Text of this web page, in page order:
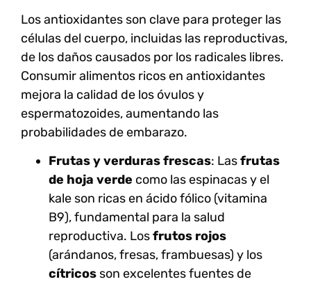
Losantioxidantes son clave para proteger las
células del cuerpo, incluidas las reproductivas,
de los daños causados por los radicales libres.
Consumir alimentos ricos en antioxidantes
mejora la calidad de los óvulos y
espermatozoides, aumentando las
probabilidades de embarazo.
Frutas y verduras frescas: Lasfrutas
de hoja verde como las espinacas y el
kale son ricas en ácido fólico (vitamina
B9), fundamental para la salud
reproductiva. Losfrutos rojos
(arándanos, fresas, frambuesas) y los
cítricos son excelentes fuentes de